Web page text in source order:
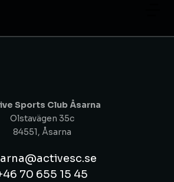
Sports Club Åsarna
Olstavägen 35c
84551, Åsarna
70 655 15 45